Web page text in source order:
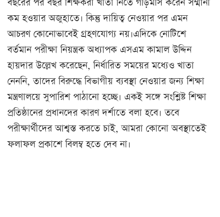
কম হওয়ার অজুহাতে। কিন্তু দায়িত্ব নেওয়ার পর এমন
আচরণ কোনোভাবেই গ্রহণযোগ্য নয়।এদিকে নোটিশে
বর্তমান পরীক্ষা নিয়ন্ত্রক অধ্যাপক এসএম কামাল উদ্দিন
হায়দার উল্লেখ করেছেন, নির্ধারিত সময়ের মধ্যেও খাতা
নেননি, তাদের বিরুদ্ধে বিভাগীয় ব্যবস্থা নেওয়ার জন্য শিক্ষা
মন্ত্রণালয়ে সুপারিশ পাঠানো হচ্ছে। একই সঙ্গে সংশ্লিষ্ট শিক্ষা
প্রতিষ্ঠানের প্রধানদের কারণ দর্শাতে বলা হবে। তবে
পরীক্ষার্থীদের আশ্বস্ত করতে চাই, আমরা কোনো অবস্থাতেই
ফলাফল প্রকাশে বিলম্ব হতে দেব না।